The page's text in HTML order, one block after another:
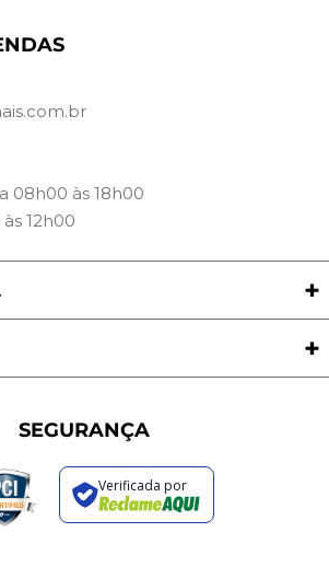
08h00 às 18h00
12h00
SEGURANÇA
Verificada por